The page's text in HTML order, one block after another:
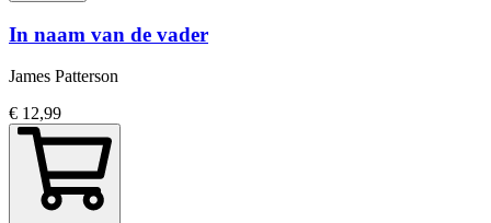
In naam van de vader
James Patterson
€ 12,99